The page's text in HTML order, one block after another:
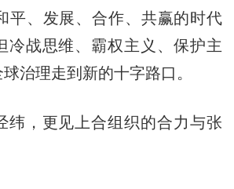
、发展、合作、共赢的时代
冷战思维、霸权主义、保护主
治理走到新的十字路口。
，更见上合组织的合力与张